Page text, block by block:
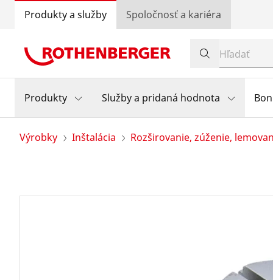
Produkty a služby Spoločnosť a kariéra
Produkty Služby a pridaná hodnota
Výrobky Inštalácia Rozširovanie, zúženie,